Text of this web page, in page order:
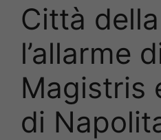
Città
l’allarme
Magistris
di